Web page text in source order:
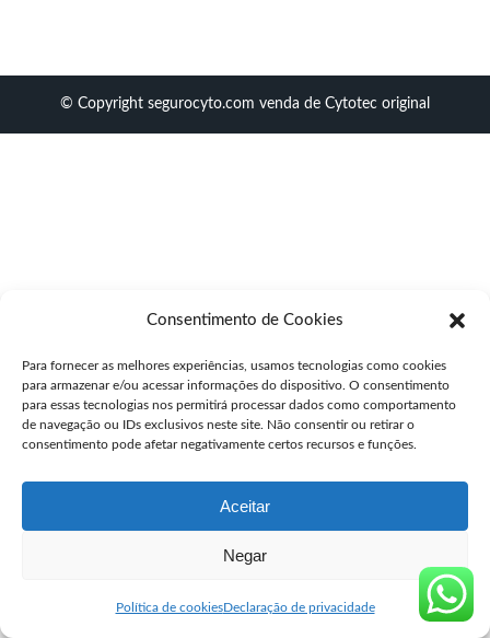
Consentimento de Cookies
Para fornecer as melhores experiências, usamos tecnologias como cookies
para armazenar e/ou acessar informações do dispositivo. O consentimento
para essas tecnologias nos permitirá processar dados como comportamento
de navegação ou IDs exclusivos neste site. Não consentir ou retirar o
consentimento pode afetar negativamente certos recursos e funções.
Aceitar
Negar
Política de cookiesDeclaração de privacidade
© Copyright segurocyto.com venda de Cytotec original